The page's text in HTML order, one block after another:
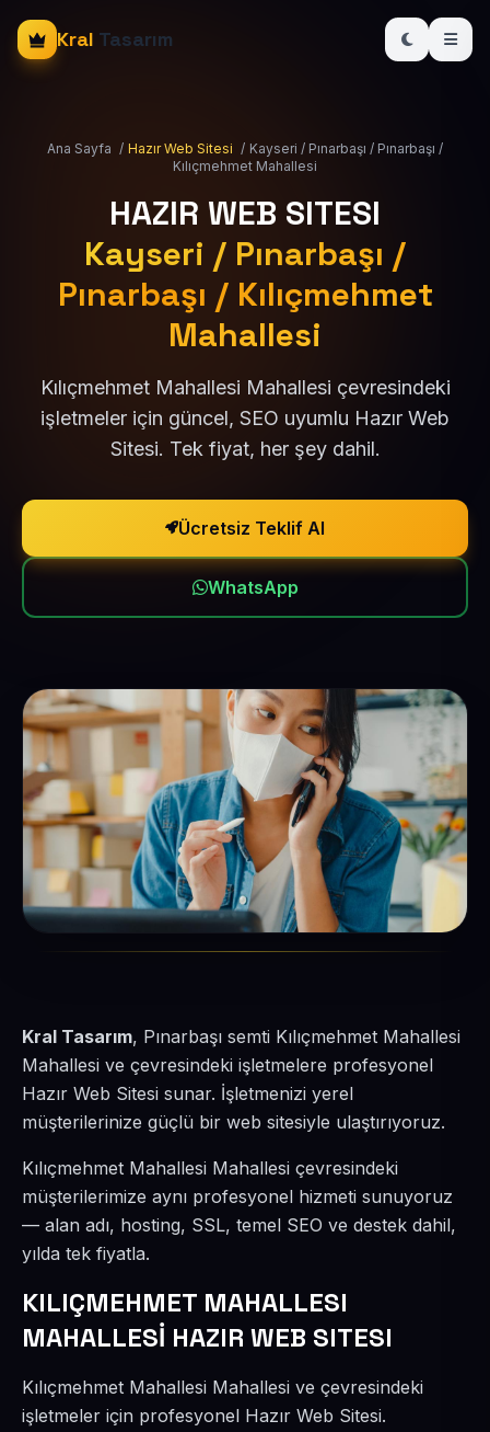
Kral Tasarım
Ana Sayfa / Hazır Web Sitesi / Kayseri / Pınarbaşı / Pınarbaşı /
Kılıçmehmet Mahallesi
HAZIR WEB SITESI
Kayseri / Pınarbaşı /
Pınarbaşı / Kılıçmehmet
Mahallesi
Kılıçmehmet Mahallesi Mahallesi çevresindeki
işletmeler için güncel, SEO uyumlu Hazır Web
Sitesi. Tek fiyat, her şey dahil.
Ücretsiz Teklif Al
WhatsApp
Kral Tasarım, Pınarbaşı semti Kılıçmehmet Mahallesi
Mahallesi ve çevresindeki işletmelere profesyonel
Hazır Web Sitesi sunar. İşletmenizi yerel
müşterilerinize güçlü bir web sitesiyle ulaştırıyoruz.
Kılıçmehmet Mahallesi Mahallesi çevresindeki
müşterilerimize aynı profesyonel hizmeti sunuyoruz
— alan adı, hosting, SSL, temel SEO ve destek dahil,
yılda tek fiyatla.
KILIÇMEHMET MAHALLESI
MAHALLESİ HAZIR WEB SITESI
Kılıçmehmet Mahallesi Mahallesi ve çevresindeki
işletmeler için profesyonel Hazır Web Sitesi.